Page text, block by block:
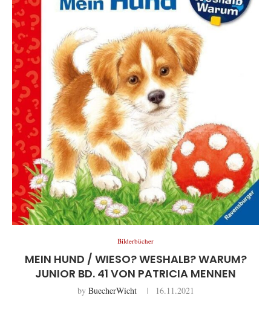
Bilderbücher
MEIN HUND / WIESO? WESHALB? WARUM?
JUNIOR BD. 41 VON PATRICIA MENNEN
by BuecherWicht 16.11.2021